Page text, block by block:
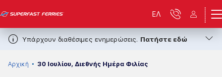
Υπάρχουν διαθέσιμες ενημερώσεις. Πατήστε εδώ
ΕΛ
Αρχική 30 Ιουλίου, Διεθνής Ημέρα Φιλίας